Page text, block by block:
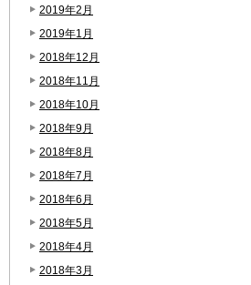
2019年2月
2019年1月
2018年12月
2018年11月
2018年10月
2018年9月
2018年8月
2018年7月
2018年6月
2018年5月
2018年4月
2018年3月